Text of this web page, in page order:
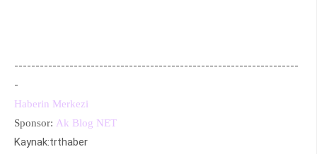
-------------------------------------------------------------------
-
Haberin Merkezi
Sponsor: Ak Blog NET
Kaynak:trthaber